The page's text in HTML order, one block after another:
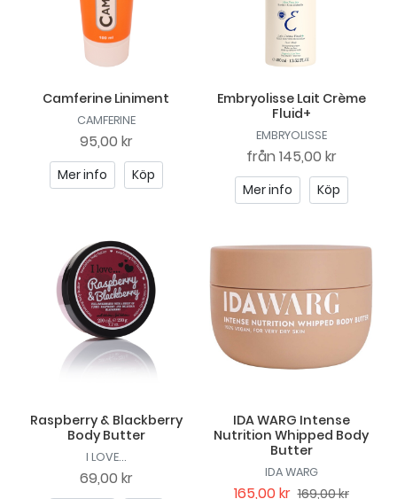
Camferine Liniment
CAMFERINE
95,00 kr
Mer info Köp
Embryolisse Lait Crème
Fluid+
EMBRYOLISSE
från 145,00 kr
Mer info Köp
Raspberry & Blackberry
Body Butter
I LOVE...
69,00 kr
IDA WARG Intense
Nutrition Whipped Body
Butter
IDA WARG
165,00 kr 169,00 kr